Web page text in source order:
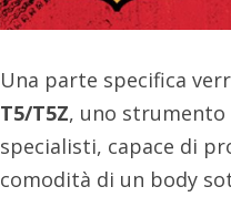
Una parte specifica
T5/T5Z, uno
specialisti, capace di
comodità di un body